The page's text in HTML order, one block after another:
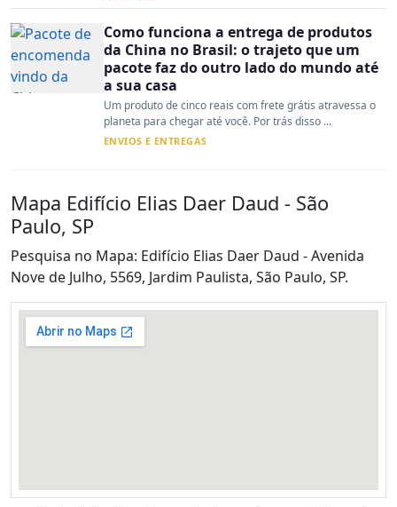
Como funciona a entrega de produtos
da China no Brasil: o trajeto que um
pacote faz do outro lado do mundo até
a sua casa
Um produto de cinco reais com frete grátis atravessa o
planeta para chegar até você. Por trás disso ...
ENVIOS E ENTREGAS
Mapa Edifício Elias Daer Daud - São
Paulo, SP
Pesquisa no Mapa: Edifício Elias Daer Daud - Avenida
Nove de Julho, 5569, Jardim Paulista, São Paulo, SP.